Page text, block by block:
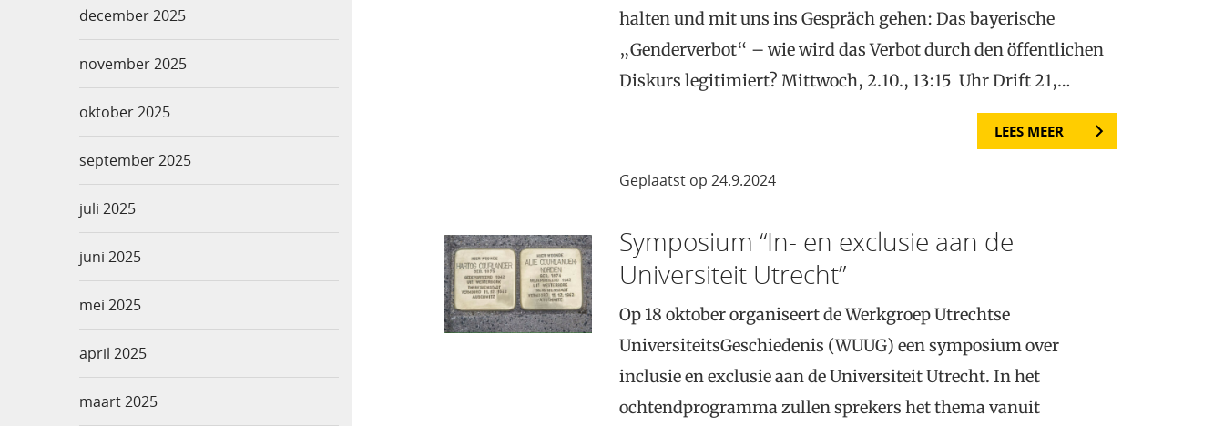
december 2025
november 2025
oktober 2025
september 2025
juli 2025
juni 2025
mei 2025
april 2025
maart 2025
halten und mit uns ins Gespräch gehen: Das bayerische
„Genderverbot“ – wie wird das Verbot durch den öffentlichen
Diskurs legitimiert? Mittwoch, 2.10., 13:15 Uhr Drift 21,…
LEES MEER
Geplaatst op 24.9.2024
Symposium “In- en exclusie aan de
Universiteit Utrecht”
Op 18 oktober organiseert de Werkgroep Utrechtse
UniversiteitsGeschiedenis (WUUG) een symposium over
inclusie en exclusie aan de Universiteit Utrecht. In het
ochtendprogramma zullen sprekers het thema vanuit